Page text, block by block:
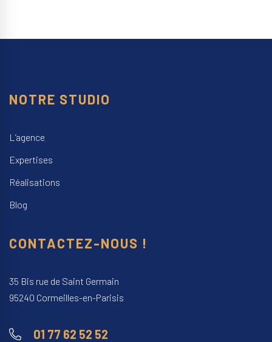
NOTRE STUDIO
L’agence
Expertises
Réalisations
Blog
CONTACTEZ-NOUS !
35 Bis rue de Saint Germain
95240 Cormeilles-en-Parisis
01 77 62 52 52